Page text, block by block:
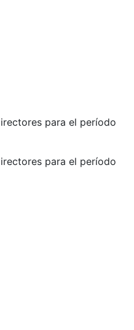
para el período
para el período